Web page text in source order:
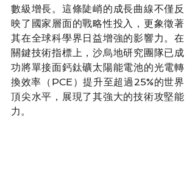
數級增長。這條陡峭的成長曲線不僅反
映了國家層面的戰略性投入，更象徵著
其在全球科學界日益增強的影響力。在
關鍵技術指標上，沙烏地研究團隊已成
功將單接面鈣鈦礦太陽能電池的光電轉
換效率（PCE）提升至超過25%的世界
頂尖水平，展現了其強大的技術攻堅能
力。